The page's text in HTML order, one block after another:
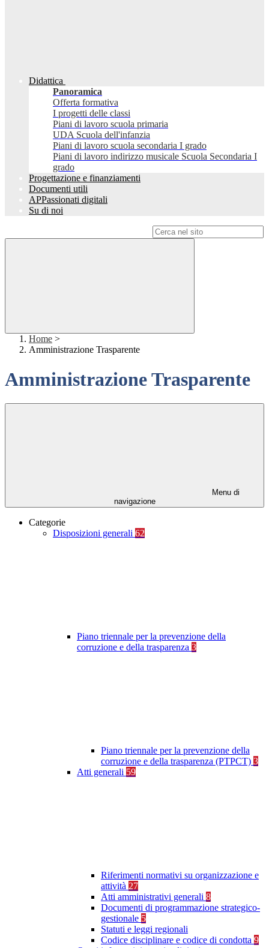
Didattica
Panoramica
Offerta formativa
I progetti delle classi
Piani di lavoro scuola primaria
UDA Scuola dell'infanzia
Piani di lavoro scuola secondaria I grado
Piani di lavoro indirizzo musicale Scuola Secondaria I
grado
Progettazione e finanziamenti
Documenti utili
APPassionati digitali
Su di noi
Home >
Amministrazione Trasparente
Amministrazione Trasparente
Menu di
navigazione
Categorie
Disposizioni generali 62
Piano triennale per la prevenzione della
corruzione e della trasparenza 3
Piano triennale per la prevenzione della
corruzione e della trasparenza (PTPCT) 3
Atti generali 59
Riferimenti normativi su organizzazione e
attività 27
Atti amministrativi generali 8
Documenti di programmazione strategico-
gestionale 5
Statuti e leggi regionali
Codice disciplinare e codice di condotta 9